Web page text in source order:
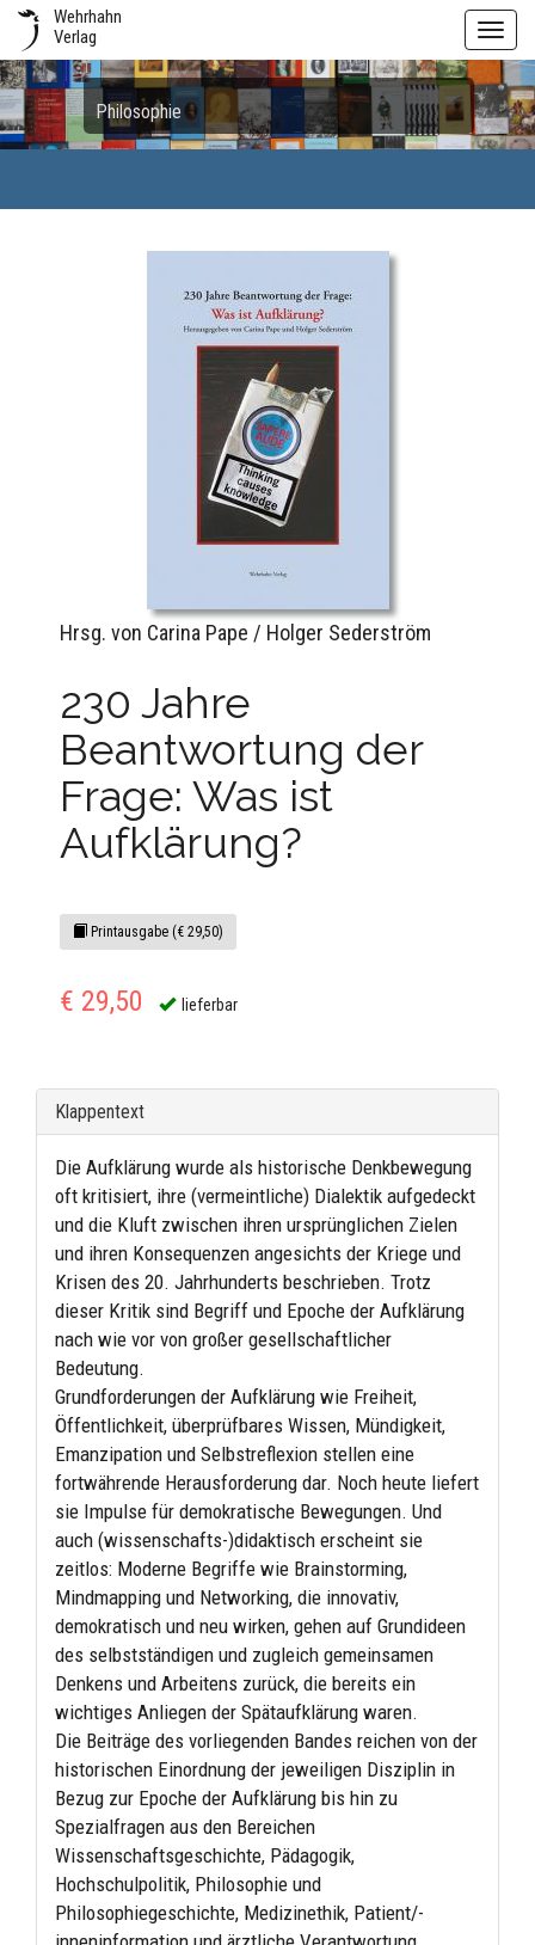
Wehrhahn
Verlag
Philosophie
Hrsg. von Carina Pape / Holger Sederström
230 Jahre
Beantwortung der
Frage: Was ist
Aufklärung?
Printausgabe (€ 29,50)
€ 29,50 lieferbar
Klappentext
Die Aufklärung wurde als historische Denkbewegung
oft kritisiert, ihre (vermeintliche) Dialektik aufgedeckt
und die Kluft zwischen ihren ursprünglichen Zielen
und ihren Konsequenzen angesichts der Kriege und
Krisen des 20. Jahrhunderts beschrieben. Trotz
dieser Kritik sind Begriff und Epoche der Aufklärung
nach wie vor von großer gesellschaftlicher
Bedeutung.
Grundforderungen der Aufklärung wie Freiheit,
Öffentlichkeit, überprüfbares Wissen, Mündigkeit,
Emanzipation und Selbstreflexion stellen eine
fortwährende Herausforderung dar. Noch heute liefert
sie Impulse für demokratische Bewegungen. Und
auch (wissenschafts-)didaktisch erscheint sie
zeitlos: Moderne Begriffe wie Brainstorming,
Mindmapping und Networking, die innovativ,
demokratisch und neu wirken, gehen auf Grundideen
des selbstständigen und zugleich gemeinsamen
Denkens und Arbeitens zurück, die bereits ein
wichtiges Anliegen der Spätaufklärung waren.
Die Beiträge des vorliegenden Bandes reichen von der
historischen Einordnung der jeweiligen Disziplin in
Bezug zur Epoche der Aufklärung bis hin zu
Spezialfragen aus den Bereichen
Wissenschaftsgeschichte, Pädagogik,
Hochschulpolitik, Philosophie und
Philosophiegeschichte, Medizinethik, Patient/-